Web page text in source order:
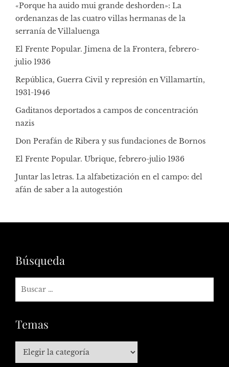
«Porque ha auido mui grande deshorden»: La
ordenanzas de las cuatro villas hermanas de la
serranía de Villaluenga
El Frente Popular. Jimena de la Frontera, febrero-
julio 1936
República, Guerra Civil y represión en Villamartín,
1931-1946
Gaditanos deportados a campos de concentración
nazis
Don Perafán de Ribera y sus fundaciones de Bornos
El Frente Popular. Ubrique, febrero-julio 1936
Juntar las letras. La alfabetización en el campo: del
afán de saber a la autogestión
Búsqueda
Temas